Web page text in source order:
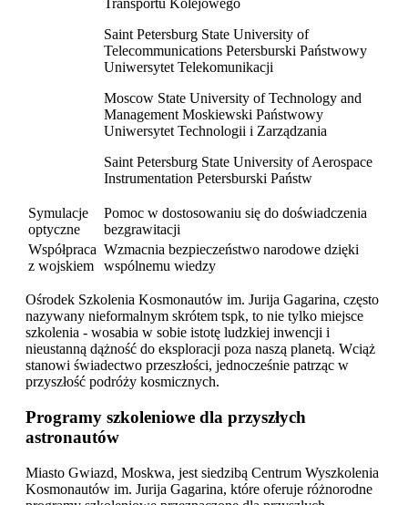
Transportu Kolejowego
Saint Petersburg State University of
Telecommunications Petersburski Państwowy
Uniwersytet Telekomunikacji
Moscow State University of Technology and
Management Moskiewski Państwowy
Uniwersytet Technologii i Zarządzania
Saint Petersburg State University of Aerospace
Instrumentation Petersburski Państw
Symulacje
optyczne
Pomoc w dostosowaniu się do doświadczenia
bezgrawitacji
Współpraca
z wojskiem
Wzmacnia bezpieczeństwo narodowe dzięki
wspólnemu wiedzy
Ośrodek Szkolenia Kosmonautów im. Jurija Gagarina, często
nazywany nieformalnym skrótem tspk, to nie tylko miejsce
szkolenia - wosabia w sobie istotę ludzkiej inwencji i
nieustanną dążność do eksploracji poza naszą planetą. Wciąż
stanowi świadectwo przeszłości, jednocześnie patrząc w
przyszłość podróży kosmicznych.
Programy szkoleniowe dla przyszłych
astronautów
Miasto Gwiazd, Moskwa, jest siedzibą Centrum Wyszkolenia
Kosmonautów im. Jurija Gagarina, które oferuje różnorodne